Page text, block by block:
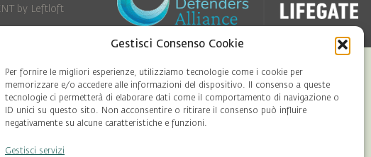
Gestisci Consenso Cookie
Per fornire le migliori esperienze, utilizziamo tecnologie come i cookie per
memorizzare e/o accedere alle informazioni del dispositivo. Il consenso a queste
tecnologie ci permetterà di elaborare dati come il comportamento di navigazione o
ID unici su questo sito. Non acconsentire o ritirare il consenso può influire
negativamente su alcune caratteristiche e funzioni.
Gestisci servizi
by Leftloft